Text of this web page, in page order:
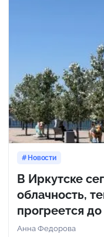
Новости
В Иркутске
облачность,
прогреется до
Анна Федорова